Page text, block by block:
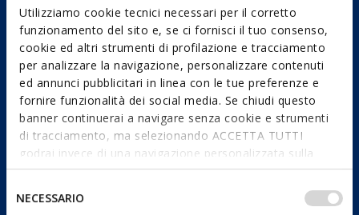
Utilizziamo cookie tecnici necessari per il corretto
funzionamento del sito e, se ci fornisci il tuo consenso,
cookie ed altri strumenti di profilazione e tracciamento
per analizzare la navigazione, personalizzare contenuti
ed annunci pubblicitari in linea con le tue preferenze e
fornire funzionalità dei social media. Se chiudi questo
banner continuerai a navigare senza cookie e strumenti
di tracciamento, ma selezionando ACCETTA TUTTI
godrai invece di una navigazione personalizzata sulla
base dei tuoi gusti ed interessi. Selezionando
IMPOSTAZIONI potrai anche scegliere quali cookies ed
altri strumenti di tracciamento autorizzare. Per maggiori
NECESSARIO